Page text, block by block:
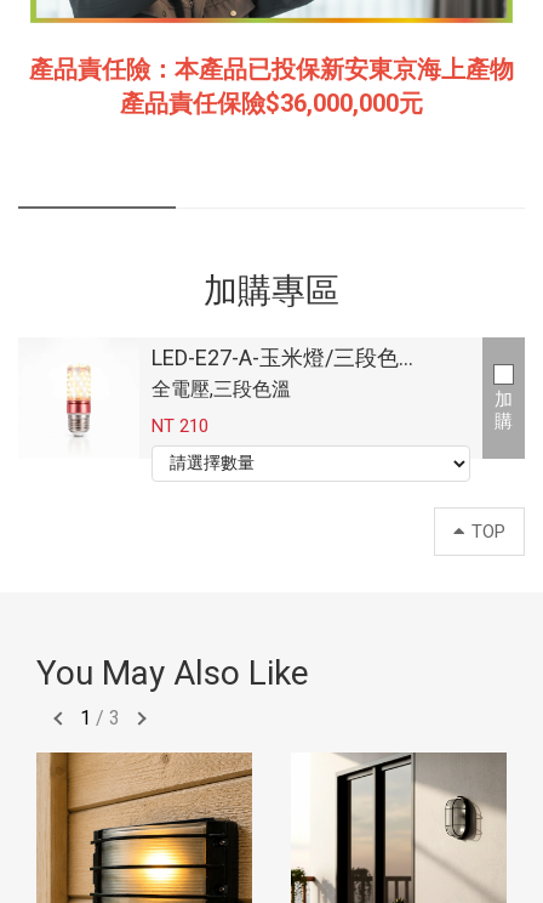
產品責任險：本產品已投保新安東京海上產物
產品責任保險$36,000,000元
加購專區
LED-E27-A-玉米燈/三段色
溫-12W
全電壓,三段色溫
NT 210
加
購
TOP
You May Also Like
1 / 3